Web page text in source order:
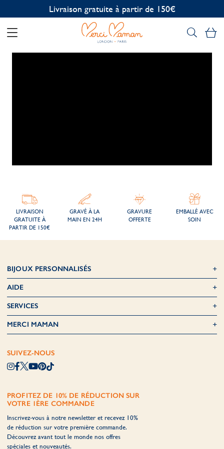
Personnalisation offerte
LIVRAISON
GRATUITE À
PARTIR DE 150€
GRAVÉ À LA
MAIN EN 24H
GRAVURE
OFFERTE
EMBALLÉ AVEC
SOIN
BIJOUX PERSONNALISÉS
AIDE
SERVICES
MERCI MAMAN
SUIVEZ-NOUS
PROFITEZ DE 10% DE RÉDUCTION SUR
VOTRE 1ÈRE COMMANDE
Inscrivez-vous à notre newsletter et recevez 10%
de réduction sur votre première commande.
Découvrez avant tout le monde nos offres
spéciales et nouveautés.